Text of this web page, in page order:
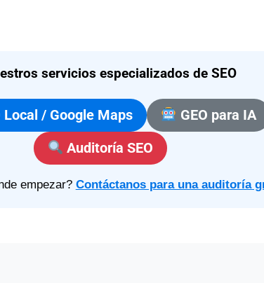
servicios especializados de SEO
Local / Google Maps GEO para IA
Auditoría SEO
empezar? Contáctanos para una auditoría